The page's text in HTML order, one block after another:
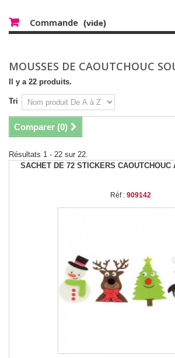
Commande (vide)
MOUSSES DE CAOUTCHOUC
Il y a 22 produits.
Tri
Comparer (0)
Résultats 1 - 22 sur 22.
SACHET DE 72 STICKERS CAOUTCHOUC
Réf : 909142